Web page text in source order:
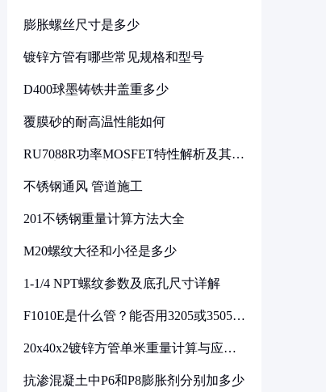
膨胀螺丝尺寸是多少
镀锌方管有哪些常见规格和型号
D400球墨铸铁井盖重多少
覆膜砂的耐高温性能如何
RU7088R功率MOSFET特性解析及其在
不锈钢通风 管道施工
201不锈钢重量计算方法大全
M20螺纹大径和小径是多少
1-1/4 NPT螺纹参数及底孔尺寸详解
F1010E是什么管？能否用3205或3505代
20x40x2镀锌方管单米重量计算与应用
抗渗混凝土中P6和P8膨胀剂分别加多少